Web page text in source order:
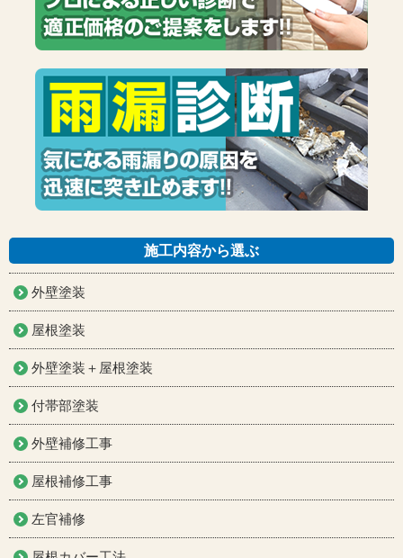
施工内容から選ぶ
外壁塗装
屋根塗装
外壁塗装＋屋根塗装
付帯部塗装
外壁補修工事
屋根補修工事
左官補修